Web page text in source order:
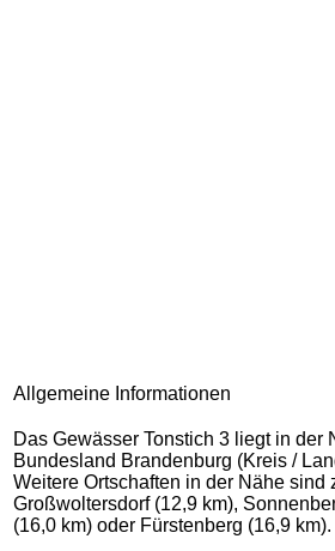
Allgemeine Informationen
Das Gewässer Tonstich 3 liegt in der
Bundesland Brandenburg (Kreis /
Weitere Ortschaften in der Nähe sind
Großwoltersdorf (12,9 km),
(16,0 km) oder Fürstenberg (16,9 km).